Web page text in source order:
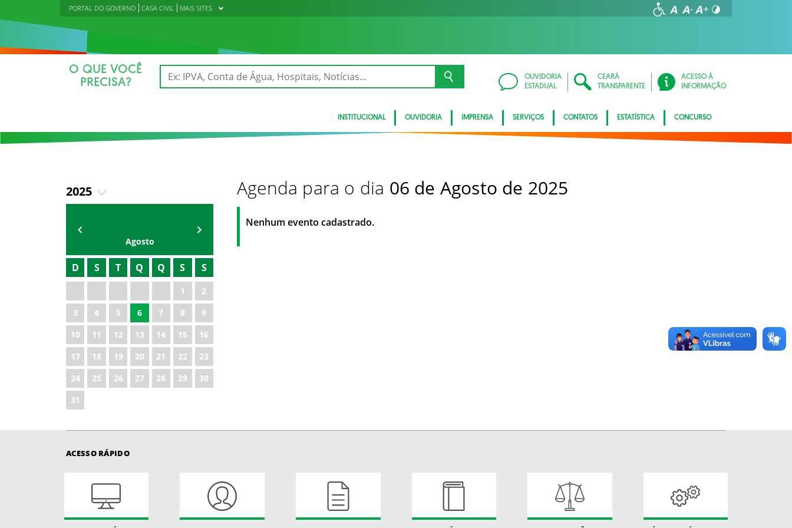
PORTAL DO GOVERNO CASA CIVIL MAIS SITES
O QUE VOCÊ
PRECISA?
OUVIDORIA
ESTADUAL
CEARÁ
TRANSPARENTE
ACESSO À
INFORMAÇÃO
INSTITUCIONAL OUVIDORIA IMPRENSA SERVIÇOS CONTATOS ESTATÍSTICA CONCURSO
2025
2019
2020
2021
2022
2023
2024
2026
Agosto
D S T Q Q S S
1
2
3
4 5 6 7 8
9
10
11 12 13 14 15
16
17
18 19 20 21 22
23
24
25 26 27 28 29
30
31
Agenda para o dia 06 de Agosto de 2025
Nenhum evento cadastrado.
ACESSO RÁPIDO